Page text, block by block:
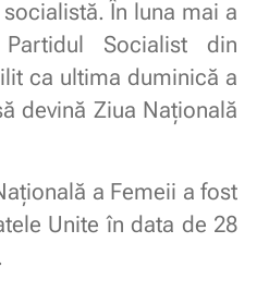
În luna mai a
Socialist din
ca ultima duminică a
devină Ziua Naţională
a Femeii a fost
Unite în data de 28